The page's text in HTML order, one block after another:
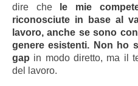
dire che
le mie
riconosciute in base al
lavoro, anche se sono
genere esistenti. Non ho
gap in modo diretto, ma il
del lavoro.